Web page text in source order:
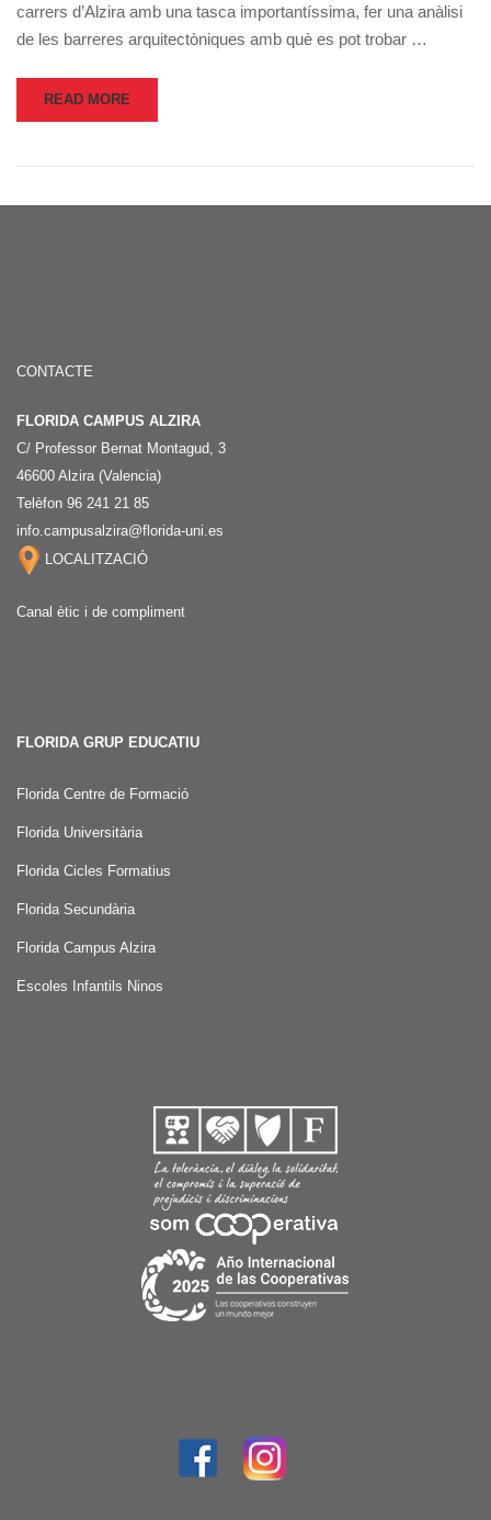
carrers d’Alzira amb una tasca importantíssima, fer una anàlisi
de les barreres arquitectòniques amb què es pot trobar …
READ MORE
CONTACTE
FLORIDA CAMPUS ALZIRA
C/ Professor Bernat Montagud, 3
46600 Alzira (Valencia)
Telèfon 96 241 21 85
info.campusalzira@florida-uni.es
LOCALITZACIÓ
Canal ètic i de compliment
FLORIDA GRUP EDUCATIU
Florida Centre de Formació
Florida Universitària
Florida Cicles Formatius
Florida Secundària
Florida Campus Alzira
Escoles Infantils Ninos